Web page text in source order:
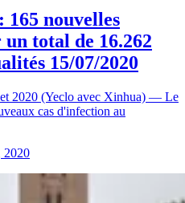
nouvelles
total de 16.262
15/07/2020
2020 (Yeclo avec Xinhua) — Le
cas d'infection au
2020